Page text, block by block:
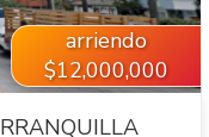
arriendo
$12,000,000